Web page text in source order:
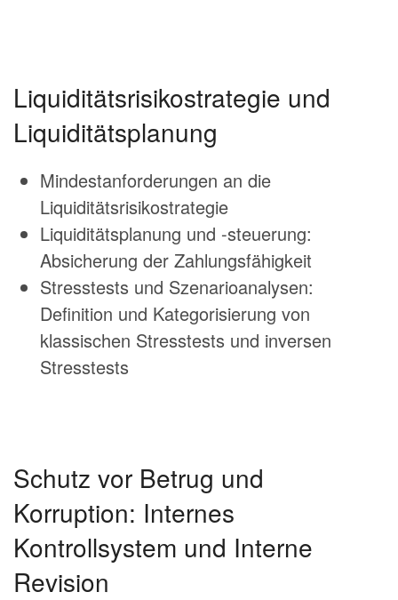
Liquiditätsrisikostrategie und
Liquiditätsplanung
Mindestanforderungen an die
Liquiditätsrisikostrategie
Liquiditätsplanung und -steuerung:
Absicherung der Zahlungsfähigkeit
Stresstests und Szenarioanalysen:
Definition und Kategorisierung von
klassischen Stresstests und inversen
Stresstests
Schutz vor Betrug und
Korruption: Internes
Kontrollsystem und Interne
Revision